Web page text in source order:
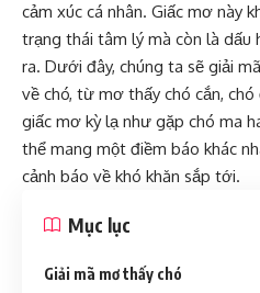
cảm xúc cá nhân. Giấc mơ này
trạng thái tâm lý mà còn là dấu
ra. Dưới đây, chúng ta sẽ giải
về chó, từ mơ thấy chó cắn,
giấc mơ kỳ lạ như gặp chó ma
thể mang một điềm báo khác
cảnh báo về khó khăn sắp tới.
Mục lục
Giải mã mơ thấy chó